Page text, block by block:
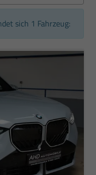
sich 1 Fahrzeug: